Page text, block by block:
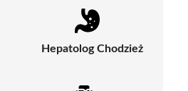
Hepatolog Chodzież